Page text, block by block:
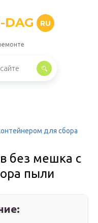
DAG RU
для сбора
без мешка с
пыли